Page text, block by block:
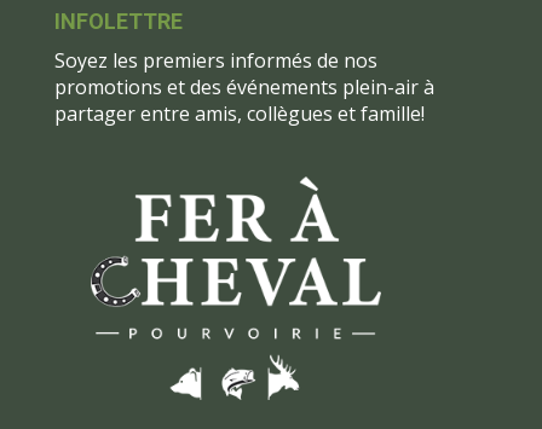
INFOLETTRE
Soyez les premiers informés de nos
promotions et des événements plein-air à
partager entre amis, collègues et famille!